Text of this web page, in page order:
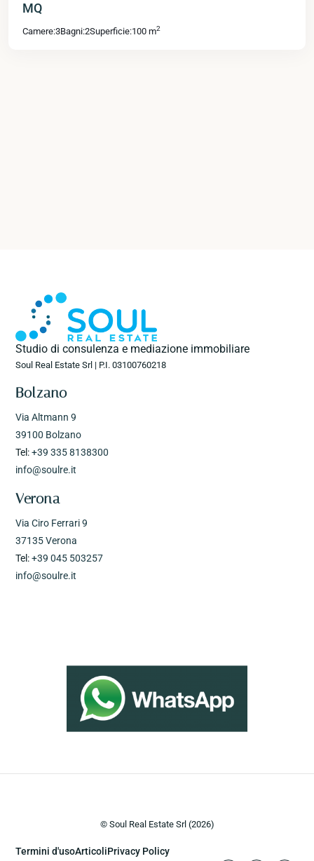
MQ
Camere:3Bagni:2Superficie:100 m2
Studio di consulenza e mediazione immobiliare
Soul Real Estate Srl | P.I. 03100760218
Bolzano
Via Altmann 9
39100 Bolzano
Tel:+39 335 8138300
info@soulre.it
Verona
Via Ciro Ferrari 9
37135 Verona
Tel:+39 045 503257
info@soulre.it
© Soul Real EstateSrl (2026)
Termini d'usoArticoliPrivacy Policy